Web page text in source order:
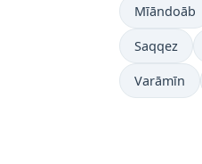
Mīāndoāb
Saqqez
Varāmīn